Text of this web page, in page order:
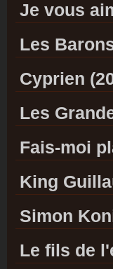
Je vous
Les
Cyprien
Les
Fais-moi
King
Simon
Le fils de